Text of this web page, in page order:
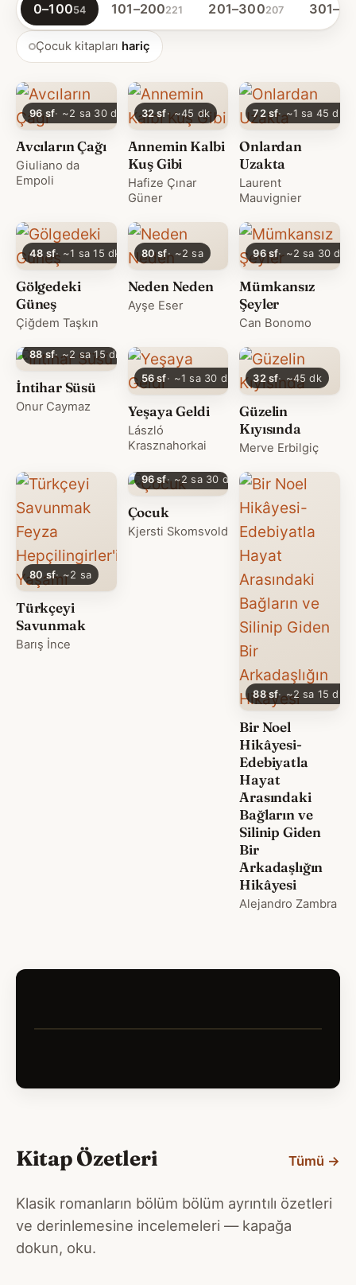
0–10054 101–200221 201–300207
Çocuk kitapları hariç
96 sf ~2 sa 30 dk
Avcıların Çağı
Giuliano da
Empoli
32 sf ~45 dk
Annemin Kalbi
Kuş Gibi
Hafize Çınar
Güner
72 sf ~1 sa 45 dk
Onlardan
Uzakta
Laurent
Mauvignier
48 sf ~1 sa 15 dk
Gölgedeki
Güneş
Çiğdem Taşkın
80 sf ~2 sa
Neden Neden
Ayşe Eser
96 sf ~2 sa 30 dk
Mümkansız
Şeyler
Can Bonomo
88 sf ~2 sa 15 dk
İntihar Süsü
Onur Caymaz
56 sf ~1 sa 30 dk
Yeşaya Geldi
László
Krasznahorkai
32 sf ~45 dk
Güzelin
Kıyısında
Merve Erbilgiç
80 sf ~2 sa
Türkçeyi
Savunmak
Barış İnce
96 sf ~2 sa 30 dk
Çocuk
Kjersti Skomsvold
88 sf ~2 sa 15 dk
Bir Noel
Hikâyesi-
Edebiyatla
Hayat
Arasındaki
Bağların ve
Silinip Giden
Bir
Arkadaşlığın
Hikâyesi
Alejandro Zambra
Kitap Özetleri Tümü →
Klasik romanların bölüm bölüm ayrıntılı özetleri
ve derinlemesine incelemeleri — kapağa
dokun, oku.